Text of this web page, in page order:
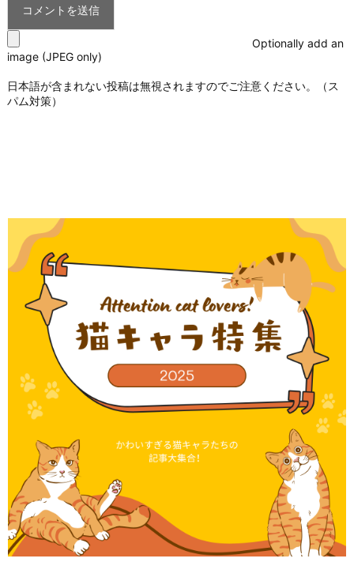
Optionally add an
image (JPEG only)
日本語が含まれない投稿は無視されますのでご注意ください。（ス
パム対策）